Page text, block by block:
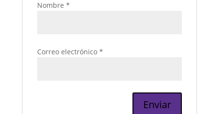
Nombre *
Correo electrónico *